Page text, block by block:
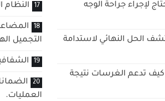
لإجراء جراحة الوجه
الحل النهائي لاستدامة
تدعم الغرسات نتيجة
النظام
التجميل
العمليات.